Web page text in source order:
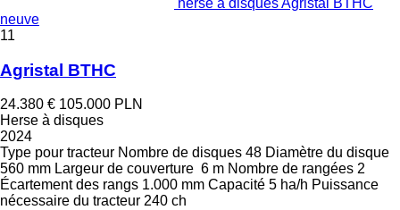
neuve
11
Agristal BTHC
24.380 € 105.000 PLN
Herse à disques
2024
Type pour tracteur Nombre de disques 48 Diamètre du disque
560 mm Largeur de couverture 6 m Nombre de rangées 2
Écartement des rangs 1.000 mm Capacité 5 ha/h Puissance
nécessaire du tracteur 240 ch